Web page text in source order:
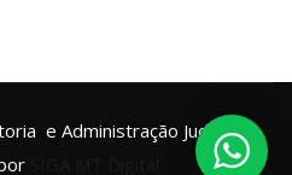
e Administração Judicial –